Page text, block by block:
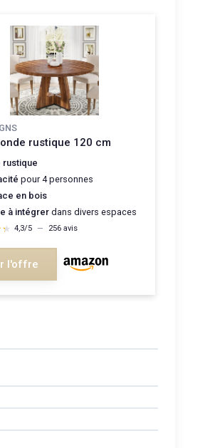
rustique 120 cm
rustique
pour 4 personnes
en bois
à intégrerdans divers espaces
4,3/5 — 256 avis
l'offre